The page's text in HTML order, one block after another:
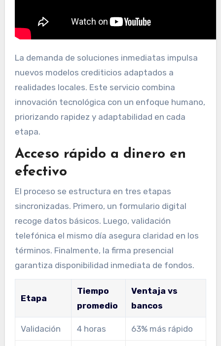
La demanda de soluciones inmediatas impulsa
nuevos modelos crediticios adaptados a
realidades locales. Este servicio combina
innovación tecnológica con un enfoque humano,
priorizando rapidez y adaptabilidad en cada
etapa.
Acceso rápido a dinero en
efectivo
El proceso se estructura en tres etapas
sincronizadas. Primero, un formulario digital
recoge datos básicos. Luego, validación
telefónica el mismo día asegura claridad en los
términos. Finalmente, la firma presencial
garantiza disponibilidad inmediata de fondos.
Etapa
Tiempo
promedio
Ventaja vs
bancos
Validación 4 horas 63% más rápido